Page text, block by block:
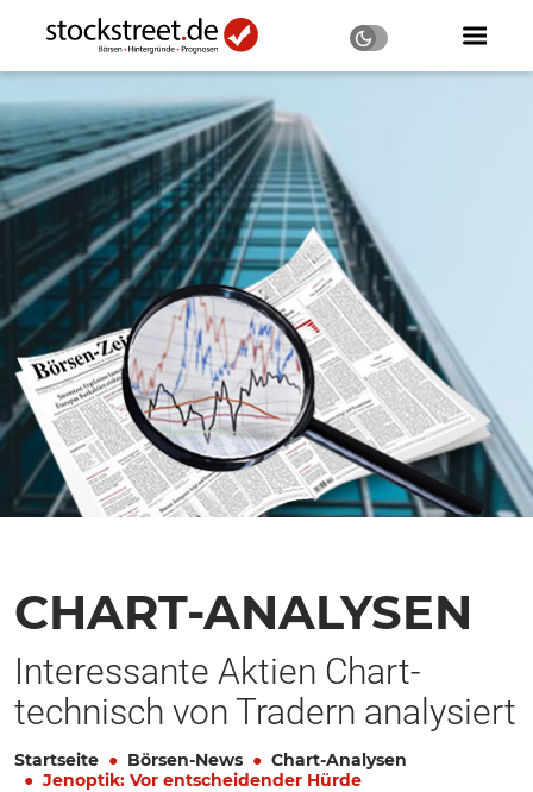
CHART-ANALYSEN
Interessante Aktien Chart-
technisch von Tradern analysiert
Startseite Börsen-News
Chart-Analysen
Jenoptik: Vor entscheidender Hürde